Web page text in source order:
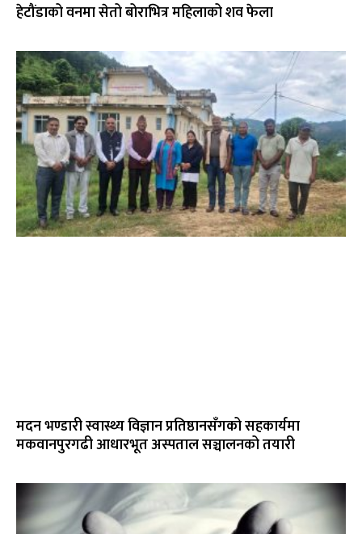
हेटौंडाको वनमा सेतो बोराभित्र महिलाको शव फेला
मदन भण्डारी स्वास्थ्य विज्ञान प्रतिष्ठानसँगको सहकार्यमा
मकवानपुरगढी आधारभूत अस्पताल सञ्चालनको तयारी